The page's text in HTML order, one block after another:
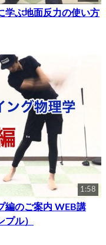
学ぶ地面反力の使い方
1:58
編のご案内 WEB講
ル）